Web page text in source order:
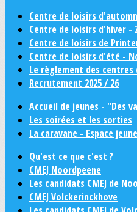
Centre de loisirs
Centre de loisirs d'hiver -
Centre de loisirs de
Centre de loisirs d'été -
Le règlement des centres
Recrutement 2025 / 26
Accueil de jeunes - "Des
Les soirées et les sorties
La caravane - Espace
Qu'est ce que c'est ?
CMEJ Noordpeene
Les candidats CMEJ de
CMEJ Volckerinckhove